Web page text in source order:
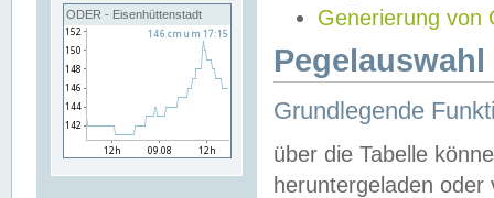
ODER - Eisenhüttenstadt
Generierung von
Grundlegende
über die Tabelle
heruntergeladen oder